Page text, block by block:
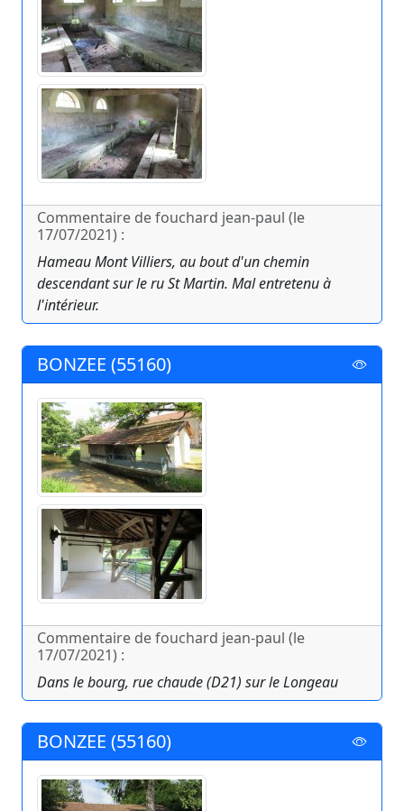
Commentaire de fouchard jean-paul (le
17/07/2021) :
Hameau Mont Villiers, au bout d'un chemin
descendant sur le ru St Martin. Mal entretenu à
l'intérieur.
BONZEE (55160)
Commentaire de fouchard jean-paul (le
17/07/2021) :
Dans le bourg, rue chaude (D21) sur le Longeau
BONZEE (55160)